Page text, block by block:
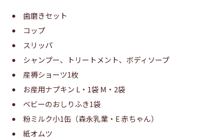
歯磨きセット
コップ
スリッパ
シャンプー、トリートメント、ボディソープ
産褥ショーツ1枚
お産用ナプキン L・1袋 M・2袋
ベビーのおしりふき1袋
粉ミルク小1缶（森永乳業・E 赤ちゃん）
紙オムツ